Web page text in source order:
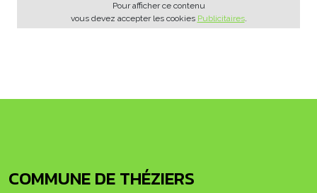
Pour afficher ce contenu
vous devez accepter les cookies Publicitaires.
COMMUNE DE THÉZIERS